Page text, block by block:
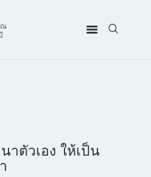
ณ
ตัวเอง ให้เป็น